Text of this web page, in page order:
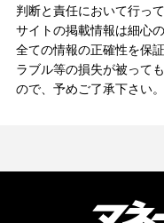
判断と責任において行っ
サイトの掲載情報は細心
全ての情報の正確性を保
ラブル等の損失が被って
ので、予めご了承下さい。